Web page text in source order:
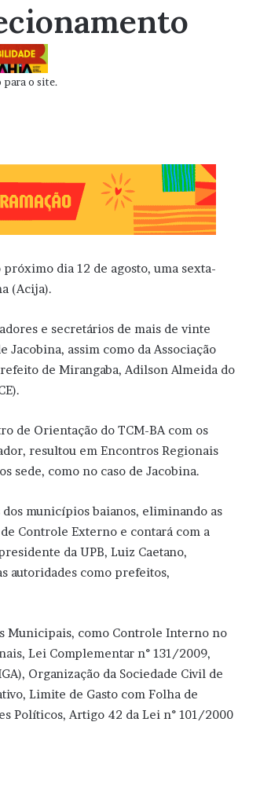
para o site.
dia 12 de agosto, uma sexta-
(Acija).
e secretários de mais de vinte
assim como da Associação
de Mirangaba, Adilson Almeida do
de Orientação do TCM-BA com os
resultou em Encontros Regionais
sede, como no caso de Jacobina.
municípios baianos, eliminando as
Controle Externo e contará com a
da UPB, Luiz Caetano,
autoridades como prefeitos,
Municipais, como Controle Interno no
Lei Complementar n° 131/2009,
Organização da Sociedade Civil de
Limite de Gasto com Folha de
Políticos, Artigo 42 da Lei n° 101/2000